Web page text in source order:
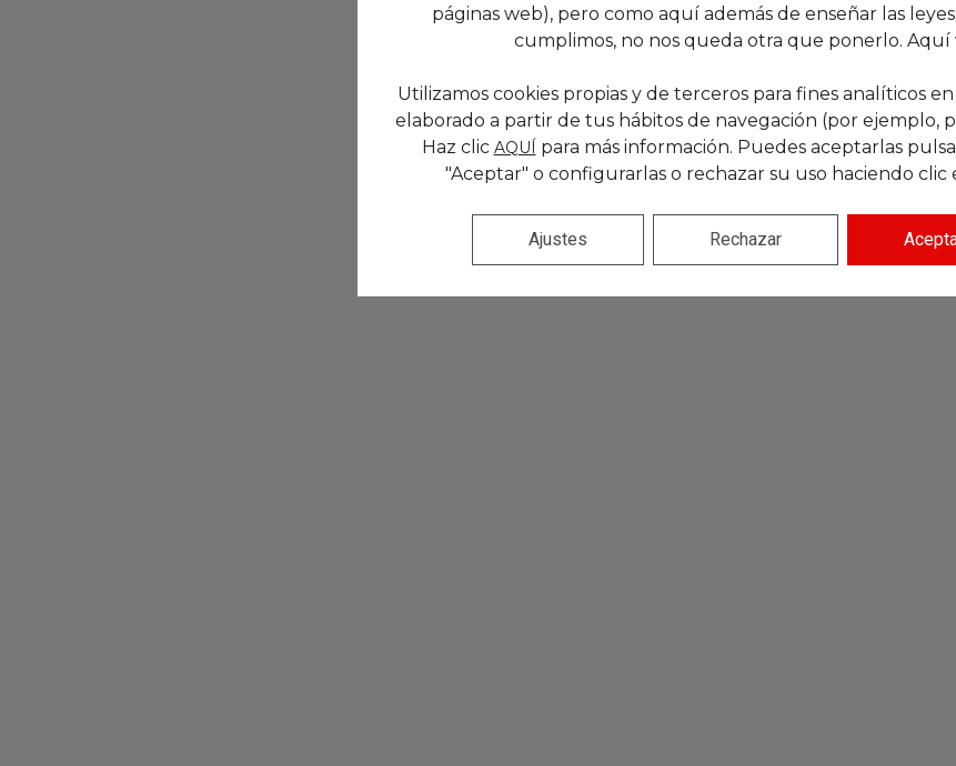
páginas web), pero como aquí además de enseñar las
cumplimos, no nos queda otra que ponerlo. Aquí
Utilizamos cookies propias y de terceros para fines analíticos
elaborado a partir de tus hábitos de navegación (por ejemplo,
Haz clic AQUÍ para más información. Puedes aceptarlas
"Aceptar" o configurarlas o rechazar su uso haciendo clic
Rechazar
Ajustes